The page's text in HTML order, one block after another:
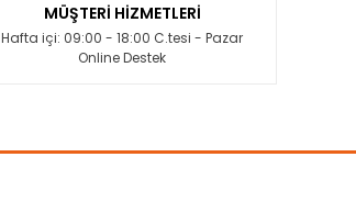
MÜŞTERİ HİZMETLERİ
Hafta içi: 09:00 - 18:00 C.tesi - Pazar
Online Destek